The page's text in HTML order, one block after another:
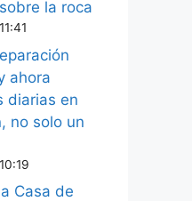
la roca
ahora
diarias en
no solo un
Casa de